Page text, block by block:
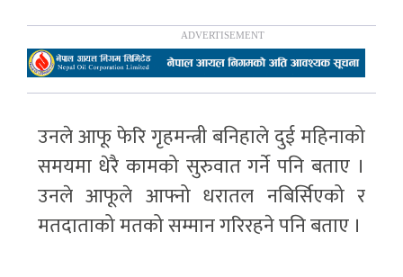
उनले आफू फेरि गृहमन्त्री बनिहाले दुई महिनाको
समयमा धेरै कामको सुरुवात गर्ने पनि बताए ।
उनले आफूले आफ्नो धरातल नबिर्सिएको र
मतदाताको मतको सम्मान गरिरहने पनि बताए ।